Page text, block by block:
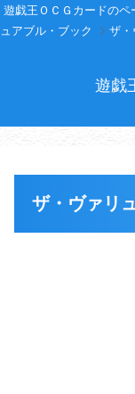
遊戯王ＯＣＧカードのペ
ュアブル・ブック
ザ・
遊戯
ザ・ヴァリ